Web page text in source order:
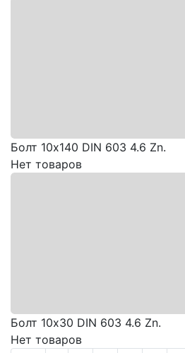
Болт 10х140 DIN 603 4.6 Zn.
Нет товаров
Болт 10х30 DIN 603 4.6 Zn.
Нет товаров